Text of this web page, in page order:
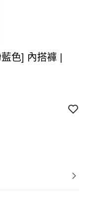
色] 內搭褲 |